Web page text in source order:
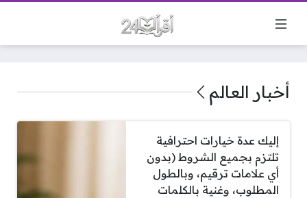
أخبار العالم
إليك عدة خيارات احترافية
تلتزم بجميع الشروط (بدون
أي علامات ترقيم، وبالطول
المطلوب، وغنية بالكلمات